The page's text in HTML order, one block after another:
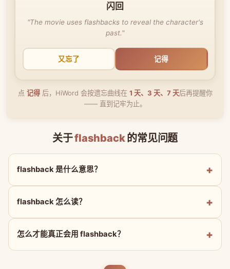
闪回
"The movie uses flashbacks to reveal the character's
past."
又忘了 记得
点 记得后，HiWord 会按遗忘曲线在 1 天、3 天、7 天后再提醒你
—— 直到记牢为止。
关于flashback的常见问题
flashback 是什么意思？
flashback 怎么读？
怎么才能真正会用 flashback？